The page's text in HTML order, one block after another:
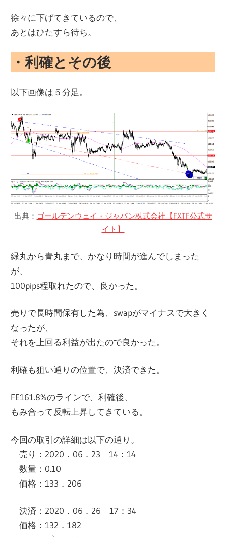
徐々に下げてきているので、
あとはひたすら待ち。
・利確とその後
以下画像は５分足。
出典： ゴールデンウェイ・ジャパン株式会社【FXTF公式サ
イト】
緑丸から青丸まで、かなり時間が進んでしまった
が、
100pips程取れたので、良かった。
売りで長時間保有した為、swapがマイナスで大きく
なったが、
それを上回る利益が出たので良かった。
利確も狙い通りの位置で、決済できた。
FE161.8%のラインで、利確後、
もみ合って反転上昇してきている。
今回の取引の詳細は以下の通り。
売り：2020．06．23 14：14
数量：0.10
価格：133．206
決済：2020．06．26 17：34
価格：132．182